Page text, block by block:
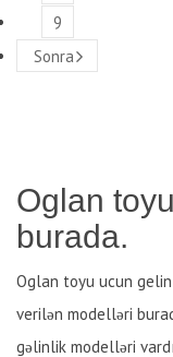
9
Sonra
Oglan
burada.
Oglan toyu ucun
verilən modelləri
gəlinlik modelləri